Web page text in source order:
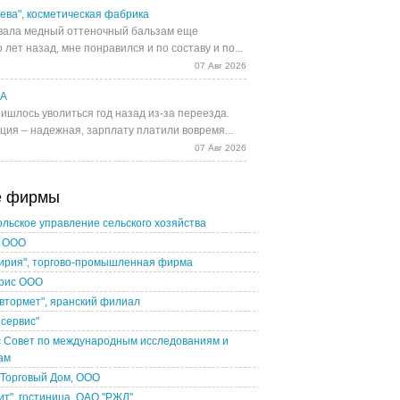
косметическая фабрика
медный оттеночный бальзам еще
лет назад, мне понравился и по составу и по...
07 Авг 2026
уволиться год назад из-за переезда.
– надежная, зарплату платили вовремя...
07 Авг 2026
фирмы
управление сельского хозяйства
ООО
торгово-промышленная фирма
ООО
яранский филиал
Совет по международным исследованиям и
Торговый Дом, ООО